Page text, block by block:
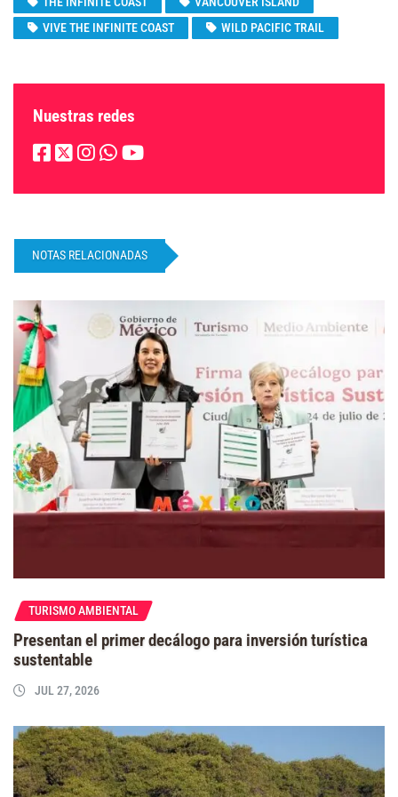
VIVE THE INFINITE COAST
WILD PACIFIC TRAIL
Nuestras redes
NOTAS RELACIONADAS
TURISMO AMBIENTAL
Presentan el primer decálogo para inversión turística
sustentable
JUL 27, 2026